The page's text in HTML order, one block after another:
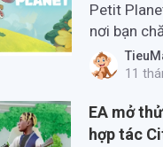
Petit
nơi bạn
nên
11
EA mở
hợp tác